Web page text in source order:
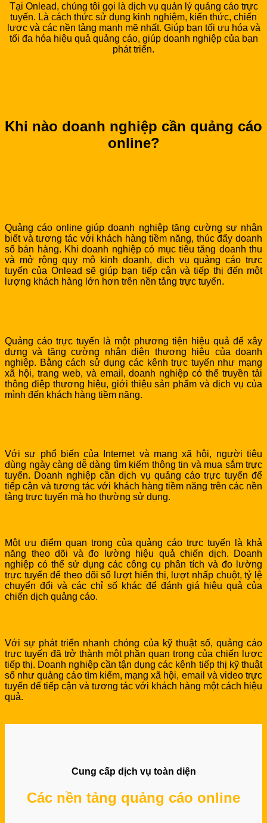
Tại Onlead, chúng tôi gọi là dịch vụ quản lý quảng cáo trực
tuyến. Là cách thức sử dụng kinh nghiệm, kiến thức, chiến
lược và các nền tảng mạnh mẽ nhất. Giúp bạn tối ưu hóa và
tối đa hóa hiệu quả quảng cáo, giúp doanh nghiệp của bạn
phát triển.
Khi nào doanh nghiệp cần quảng cáo
online?
Quảng cáo online giúp doanh nghiệp tăng cường sự nhận
biết và tương tác với khách hàng tiềm năng, thúc đẩy doanh
số bán hàng. Khi doanh nghiệp có mục tiêu tăng doanh thu
và mở rộng quy mô kinh doanh, dịch vụ quảng cáo trực
tuyến của Onlead sẽ giúp bạn tiếp cận và tiếp thị đến một
lượng khách hàng lớn hơn trên nền tảng trực tuyến.
Quảng cáo trực tuyến là một phương tiện hiệu quả để xây
dựng và tăng cường nhận diện thương hiệu của doanh
nghiệp. Bằng cách sử dụng các kênh trực tuyến như mạng
xã hội, trang web, và email, doanh nghiệp có thể truyền tải
thông điệp thương hiệu, giới thiệu sản phẩm và dịch vụ của
mình đến khách hàng tiềm năng.
Với sự phổ biến của Internet và mạng xã hội, người tiêu
dùng ngày càng dễ dàng tìm kiếm thông tin và mua sắm trực
tuyến. Doanh nghiệp cần dịch vụ quảng cáo trực tuyến để
tiếp cận và tương tác với khách hàng tiềm năng trên các nền
tảng trực tuyến mà họ thường sử dụng.
Một ưu điểm quan trọng của quảng cáo trực tuyến là khả
năng theo dõi và đo lường hiệu quả chiến dịch. Doanh
nghiệp có thể sử dụng các công cụ phân tích và đo lường
trực tuyến để theo dõi số lượt hiển thị, lượt nhấp chuột, tỷ lệ
chuyển đổi và các chỉ số khác để đánh giá hiệu quả của
chiến dịch quảng cáo.
Với sự phát triển nhanh chóng của kỹ thuật số, quảng cáo
trực tuyến đã trở thành một phần quan trọng của chiến lược
tiếp thị. Doanh nghiệp cần tận dụng các kênh tiếp thị kỹ thuật
số như quảng cáo tìm kiếm, mạng xã hội, email và video trực
tuyến để tiếp cận và tương tác với khách hàng một cách hiệu
quả.
Cung cấp dịch vụ toàn diện
Các nền tảng quảng cáo online